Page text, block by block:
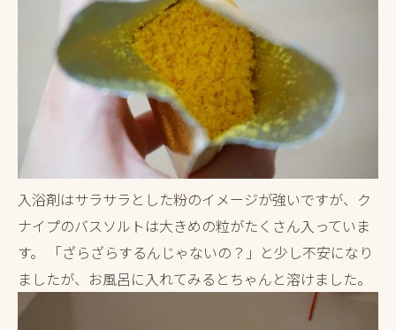
入浴剤はサラサラとした粉のイメージが強いですが、ク
ナイプのバスソルトは大きめの粒がたくさん入っていま
す。 「ざらざらするんじゃないの？」と少し不安になり
ましたが、お風呂に入れてみるとちゃんと溶けました。